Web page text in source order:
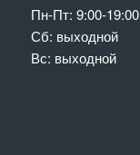
Пн-Пт: 9:00-19:00
Сб: выходной
Вс: выходной